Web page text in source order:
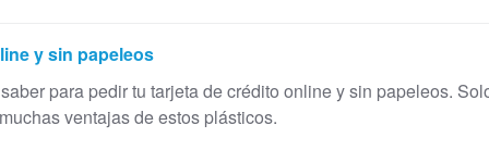
y sin papeleos
para pedir tu tarjeta de crédito online y sin papeleos.
ventajas de estos plásticos.